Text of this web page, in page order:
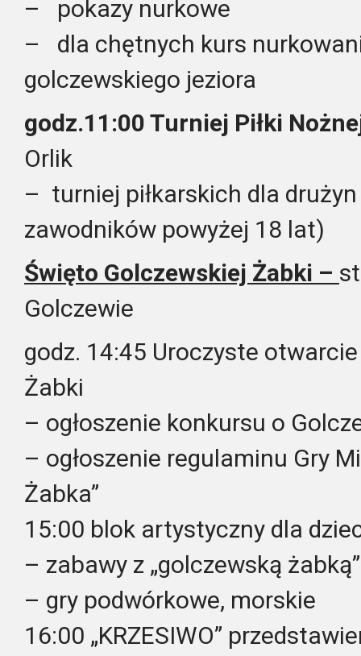
– pokazy nurkowe
– dla chętnych kurs
golczewskiego jeziora
godz.11:00 Turniej Piłki
Orlik
– turniej piłkarskich dla
zawodników powyżej 18 lat)
Święto Golczewskiej Żabki –
Golczewie
godz. 14:45 Uroczyste
Żabki
– ogłoszenie konkursu o
– ogłoszenie regulaminu Gry
Żabka”
15:00 blok artystyczny dla
– zabawy z „golczewską żabką”
– gry podwórkowe, morskie
16:00 „KRZESIWO”